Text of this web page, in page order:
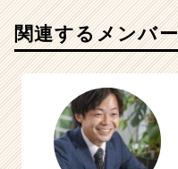
関連するメンバー